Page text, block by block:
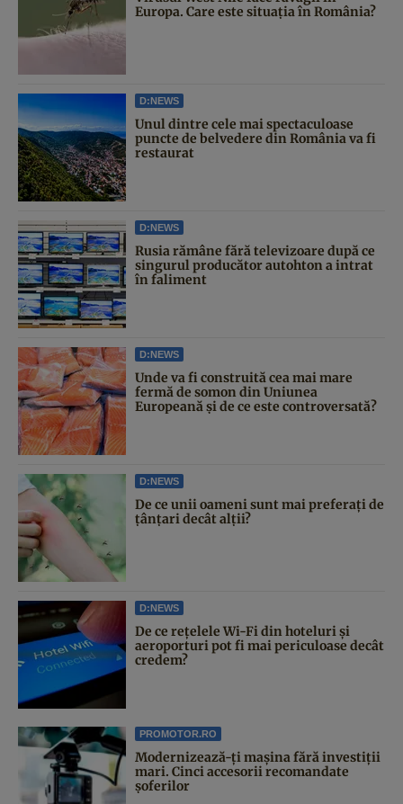
Europa. Care este situația în România?
D:NEWS
Unul dintre cele mai spectaculoase
puncte de belvedere din România va fi
restaurat
D:NEWS
Rusia rămâne fără televizoare după ce
singurul producător autohton a intrat
în faliment
D:NEWS
Unde va fi construită cea mai mare
fermă de somon din Uniunea
Europeană și de ce este controversată?
D:NEWS
De ce unii oameni sunt mai preferați de
țânțari decât alții?
D:NEWS
De ce rețelele Wi-Fi din hoteluri și
aeroporturi pot fi mai periculoase decât
credem?
PROMOTOR.RO
Modernizează-ți mașina fără investiții
mari. Cinci accesorii recomandate
șoferilor